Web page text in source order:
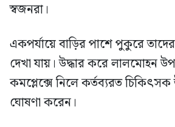
স্বজনরা।
একপর্যায়ে বাড়ির পাশে পুকুরে
দেখা যায়। উদ্ধার করে লালমোহন
কমপ্লেক্সে নিলে কর্তব্যরত
ঘোষণা করেন।